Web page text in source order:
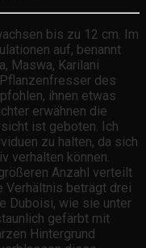
bis zu 12 cm. Im
auf, benannt
Maswa, Karilani
des
ihnen etwas
erwähnen die
ist geboten. Ich
zu halten, da sich
verhalten können.
Anzahl verteilt
Verhältnis beträgt drei
Duboisi, wie sie unter
gefärbt mit
Hintergrund